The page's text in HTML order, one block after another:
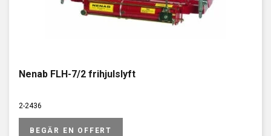
Nenab FLH-7/2 frihjulslyft
2-2436
BEGÄR EN OFFERT